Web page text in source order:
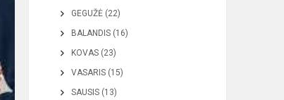
GEGUŽĖ (22)
BALANDIS (16)
KOVAS (23)
VASARIS (15)
SAUSIS (13)